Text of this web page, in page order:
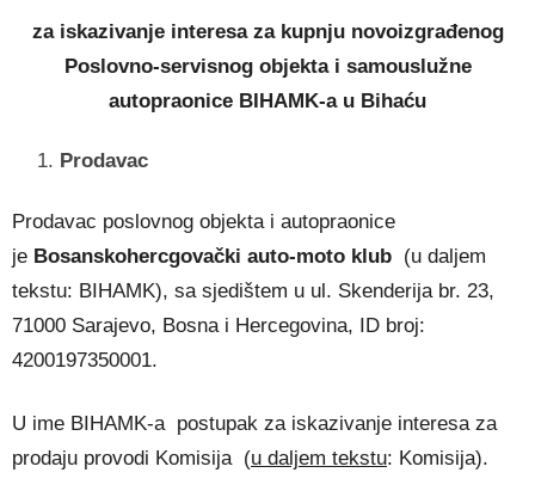
za iskazivanje interesa za kupnju novoizgrađenog
Poslovno-servisnog objekta i samouslužne
autopraonice BIHAMK-a u Bihaću
Prodavac
Prodavac poslovnog objekta i autopraonice
je Bosanskohercgovački auto-moto klub (u daljem
tekstu: BIHAMK), sa sjedištem u ul. Skenderija br. 23,
71000 Sarajevo, Bosna i Hercegovina, ID broj:
4200197350001.
U ime BIHAMK-a postupak za iskazivanje interesa za
prodaju provodi Komisija (u daljem tekstu: Komisija).